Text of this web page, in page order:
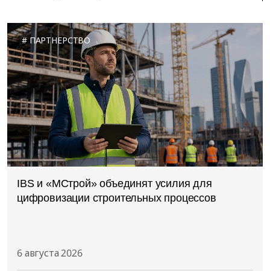
ПАРТНЕРСТВО
IBS и «МСтрой» объединят усилия для
цифровизации строительных процессов
6 августа 2026